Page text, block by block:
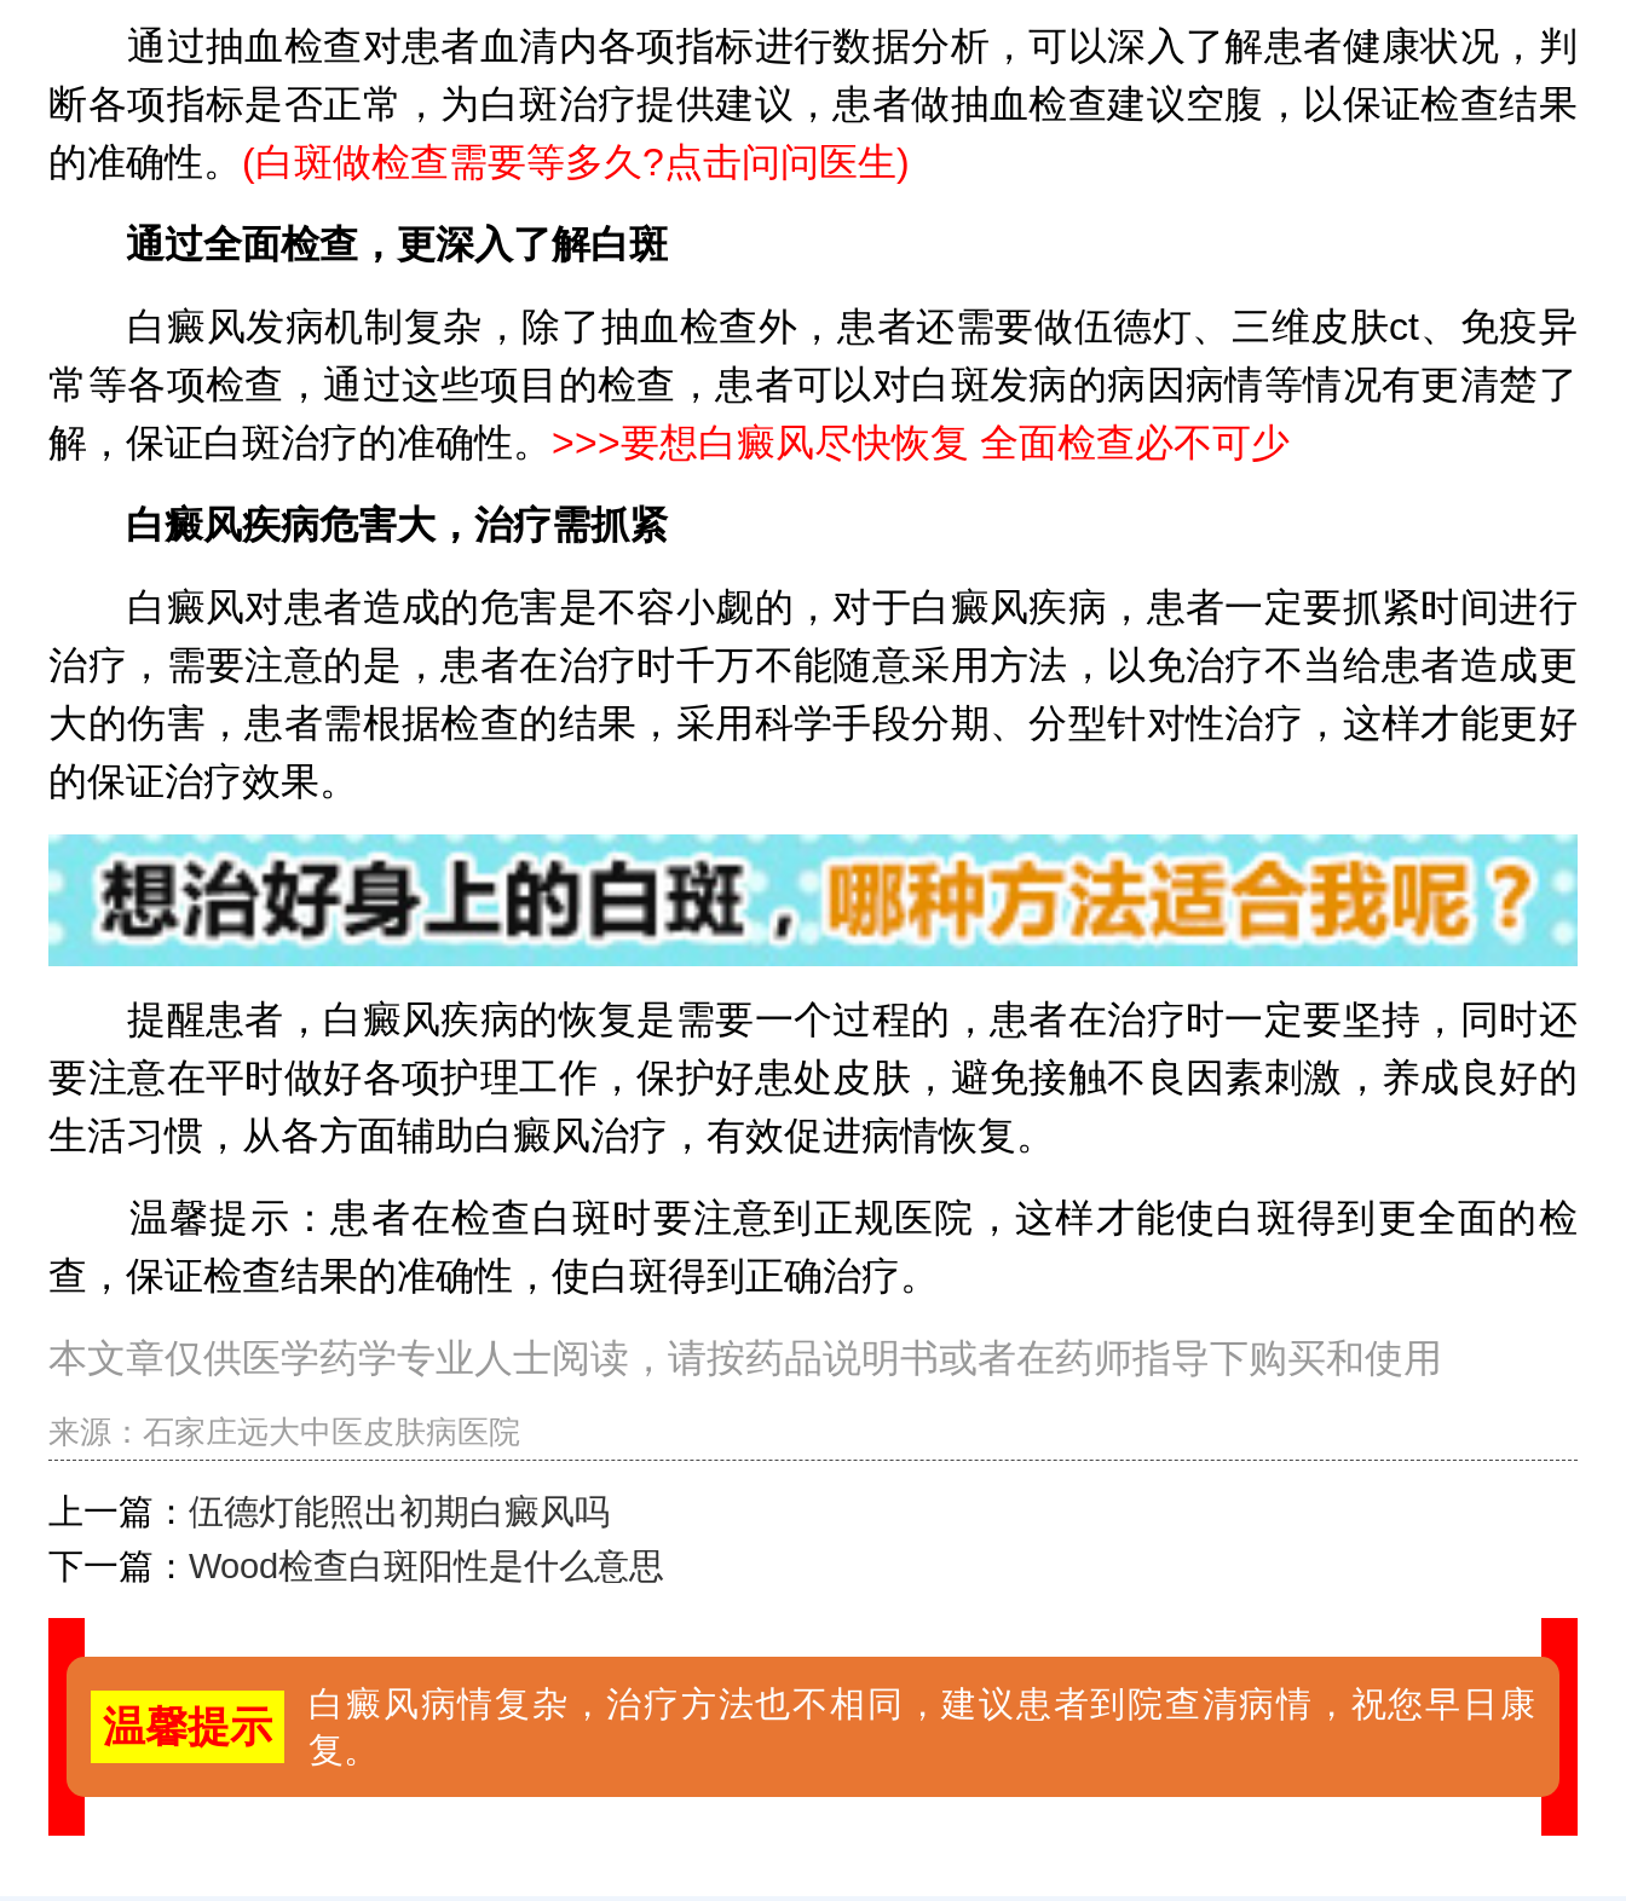
通过抽血检查对患者血清内各项指标进行数据分析，可以深入了解患者健康状况，判
断各项指标是否正常，为白斑治疗提供建议，患者做抽血检查建议空腹，以保证检查结果
的准确性。 (白斑做检查需要等多久?点击问问医生)
通过全面检查，更深入了解白斑
白癜风发病机制复杂，除了抽血检查外，患者还需要做伍德灯、三维皮肤ct、免疫异
常等各项检查，通过这些项目的检查，患者可以对白斑发病的病因病情等情况有更清楚了
解，保证白斑治疗的准确性。 >>>要想白癜风尽快恢复 全面检查必不可少
白癜风疾病危害大，治疗需抓紧
白癜风对患者造成的危害是不容小觑的，对于白癜风疾病，患者一定要抓紧时间进行
治疗，需要注意的是，患者在治疗时千万不能随意采用方法，以免治疗不当给患者造成更
大的伤害，患者需根据检查的结果，采用科学手段分期、分型针对性治疗，这样才能更好
的保证治疗效果。
提醒患者，白癜风疾病的恢复是需要一个过程的，患者在治疗时一定要坚持，同时还
要注意在平时做好各项护理工作，保护好患处皮肤，避免接触不良因素刺激，养成良好的
生活习惯，从各方面辅助白癜风治疗，有效促进病情恢复。
温馨提示：患者在检查白斑时要注意到正规医院，这样才能使白斑得到更全面的检
查，保证检查结果的准确性，使白斑得到正确治疗。
本文章仅供医学药学专业人士阅读，请按药品说明书或者在药师指导下购买和使用
来源：石家庄远大中医皮肤病医院
上一篇：伍德灯能照出初期白癜风吗
下一篇：Wood检查白斑阳性是什么意思
温馨提示
白癜风病情复杂，治疗方法也不相同，建议患者到院查清病情，祝您早日康
复。